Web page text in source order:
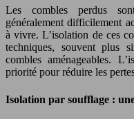
Les combles perdus
généralement difficilement
à vivre. L’isolation de ces
techniques, souvent plus
combles aménageables.
priorité pour réduire les
Isolation par soufflage :